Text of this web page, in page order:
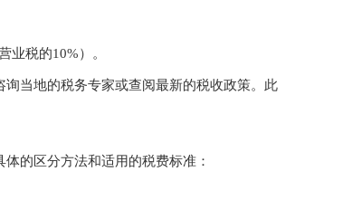
业税的10%）。
当地的税务专家或查阅最新的税收政策。此
的区分方法和适用的税费标准：